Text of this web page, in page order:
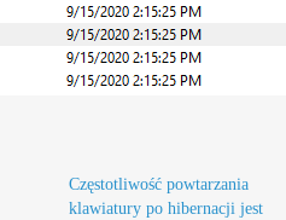
Częstotliwość powtarzania
klawiatury po hibernacji jest